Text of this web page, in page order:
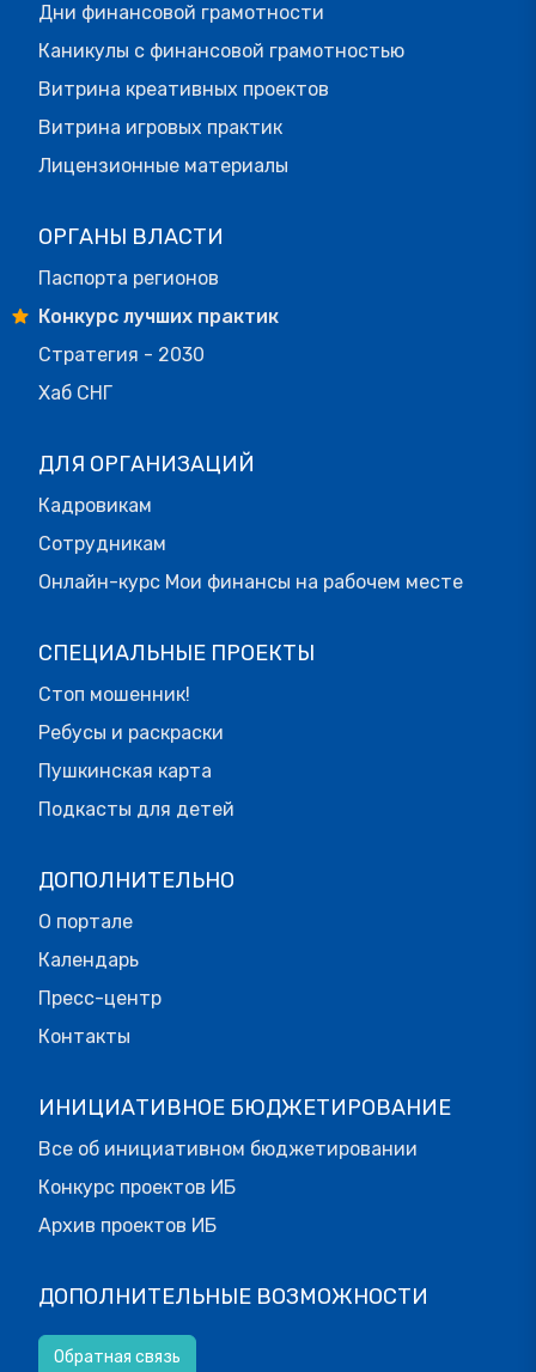
Дни финансовой грамотности
Каникулы с финансовой грамотностью
Витрина креативных проектов
Витрина игровых практик
Лицензионные материалы
ОРГАНЫ ВЛАСТИ
Паспорта регионов
Конкурс лучших практик
Стратегия - 2030
Хаб СНГ
ДЛЯ ОРГАНИЗАЦИЙ
Кадровикам
Сотрудникам
Онлайн-курс Мои финансы на рабочем месте
СПЕЦИАЛЬНЫЕ ПРОЕКТЫ
Стоп мошенник!
Ребусы и раскраски
Пушкинская карта
Подкасты для детей
ДОПОЛНИТЕЛЬНО
О портале
Календарь
Пресс-центр
Контакты
ИНИЦИАТИВНОЕ БЮДЖЕТИРОВАНИЕ
Все об инициативном бюджетировании
Конкурс проектов ИБ
Архив проектов ИБ
ДОПОЛНИТЕЛЬНЫЕ ВОЗМОЖНОСТИ
Обратная связь